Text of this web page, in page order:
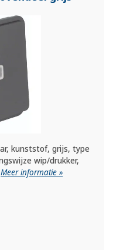
kunststof, grijs, type
wip/drukker,
Meer informatie »